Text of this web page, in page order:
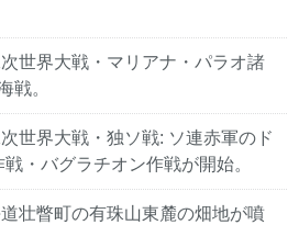
世界大戦・マリアナ・パラオ諸
戦。
世界大戦・独ソ戦: ソ連赤軍のド
・バグラチオン作戦が開始。
壮瞥町の有珠山東麓の畑地が噴